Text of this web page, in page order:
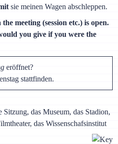
sie meinen Wagen abschleppen.
meeting (session etc.) is open.
you give if you were the
eröffnet?
stattfinden.
das Museum, das Stadion,
das Wissenschafsinstitut